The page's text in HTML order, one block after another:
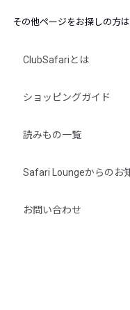
その他ページをお探しの方は
ClubSafariとは
ショッピングガイド
読みもの一覧
Safari Loungeからのお
お問い合わせ